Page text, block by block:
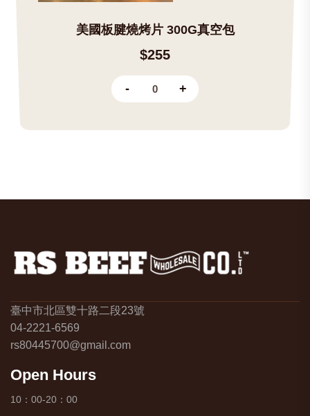
美國板腱燒烤片 300G真空包
$255
- +
臺中市北區雙十路二段23號
04-2221-6569
rs80445700@gmail.com
Open Hours
10：00-20：00